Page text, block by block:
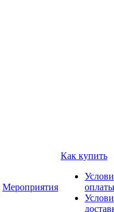
Мероприятия
Как купить
оплаты